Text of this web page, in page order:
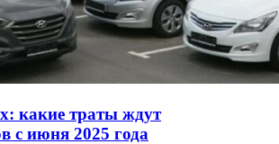
какие траты ждут
с июня 2025 года